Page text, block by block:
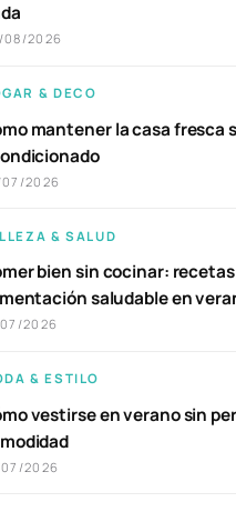
2026
& DECO
mantener la casa fresca
2026
& SALUD
bien sin cocinar:
saludable en
2026
& ESTILO
vestirse en verano sin
2026